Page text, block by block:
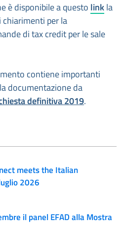
è disponibile a questo linkla
per la
di tax credit per le sale
contiene importanti
documentazione da
definitiva 2019.
meets the Italian
2026
il panel EFAD alla Mostra